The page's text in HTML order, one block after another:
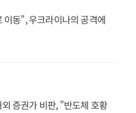
동", 우크라이나의 공격에
증권가 비판, "반도체 호황